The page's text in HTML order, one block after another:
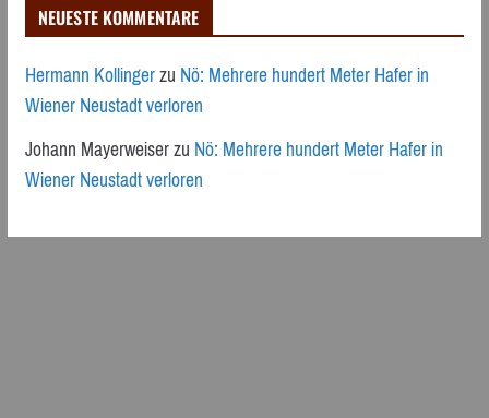
NEUESTE KOMMENTARE
Hermann KollingerzuNö: Mehrere hundert Meter Hafer in
Wiener Neustadt verloren
Johann MayerweiserzuNö: Mehrere hundert Meter Hafer in
Wiener Neustadt verloren